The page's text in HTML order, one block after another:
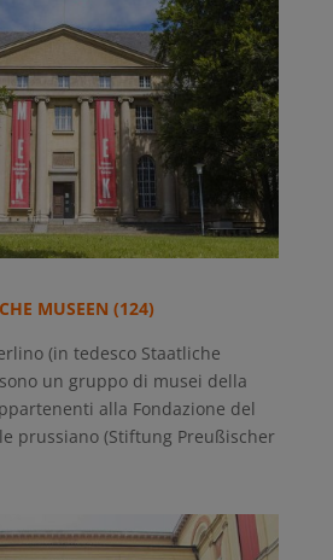
MUSEEN (124)
(in tedesco Staatliche
un gruppo di musei della
alla Fondazione del
prussiano (Stiftung Preußischer